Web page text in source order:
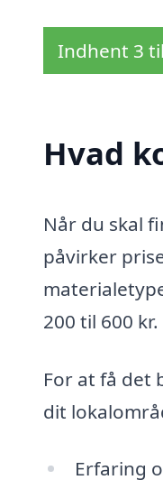
Indhent 3
Hvad
Når du skal
påvirker
200 til 600
For at få det
dit
Erfaring